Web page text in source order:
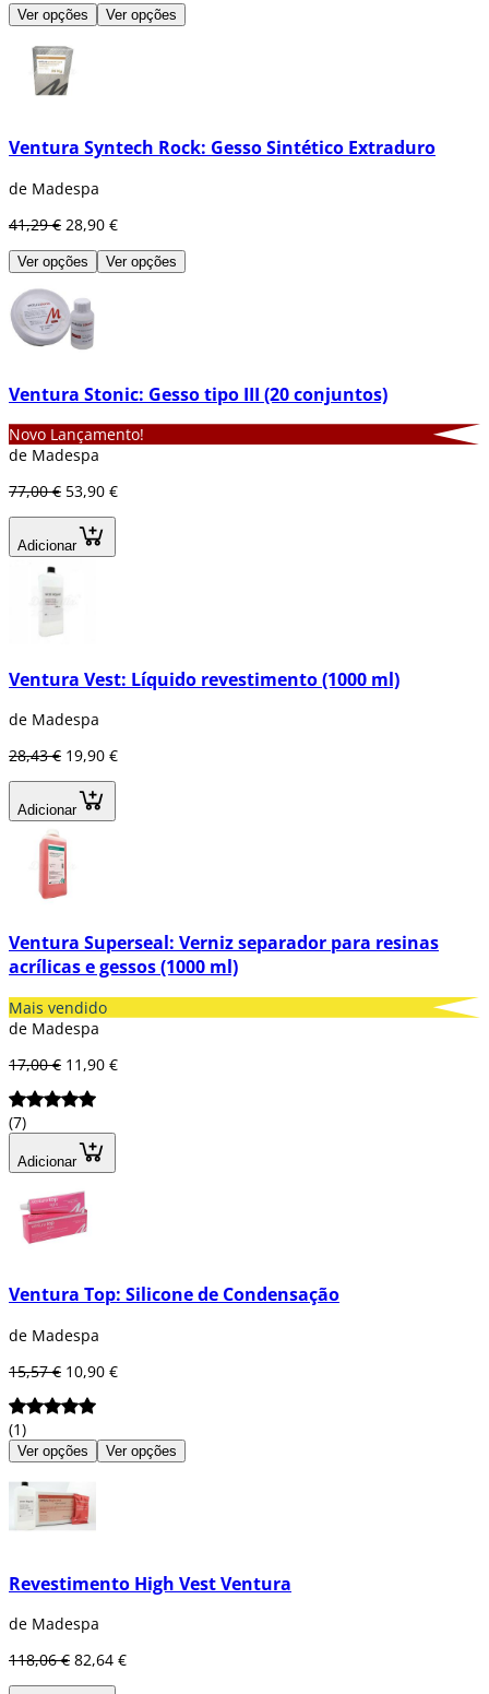
Ver opções Ver opções
Ventura Syntech Rock: Gesso Sintético Extraduro
de Madespa
41,29 € 28,90 €
Ver opções Ver opções
Ventura Stonic: Gesso tipo III (20 conjuntos)
Novo Lançamento!
de Madespa
77,00 € 53,90 €
Adicionar
Ventura Vest: Líquido revestimento (1000 ml)
de Madespa
28,43 € 19,90 €
Adicionar
Ventura Superseal: Verniz separador para resinas
acrílicas e gessos (1000 ml)
Mais vendido
de Madespa
17,00 € 11,90 €
(7)
Adicionar
Ventura Top: Silicone de Condensação
de Madespa
15,57 € 10,90 €
(1)
Ver opções Ver opções
Revestimento High Vest Ventura
de Madespa
118,06 € 82,64 €